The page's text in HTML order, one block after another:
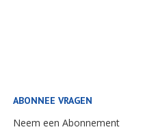
ABONNEE VRAGEN
Neem een Abonnement